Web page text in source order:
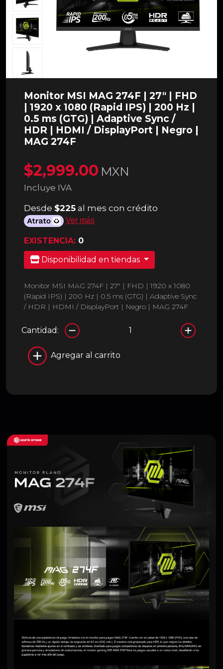
Monitor MSI MAG 274F | 27" | FHD
| 1920 x 1080 (Rapid IPS) | 200 Hz |
0.5 ms (GTG) | Adaptive Sync /
HDR | HDMI / DisplayPort | Negro |
MAG 274F
$2,999.00 MXN
Incluye IVA
Desde $225 al mes con crédito
Ver más
EXISTENCIA: 0
Disponibilidad en tiendas
Monitor MSI MAG 274F | 27" | FHD | 1920 x 1080
(Rapid IPS) | 200 Hz | 0.5 ms (GTG) | Adaptive Sync
/ HDR | HDMI / DisplayPort | Negro | MAG 274F
Cantidad:
Agregar al carrito